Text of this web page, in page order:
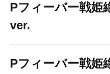
Pフィーバー戦姫
ver.
Pフィーバー戦姫